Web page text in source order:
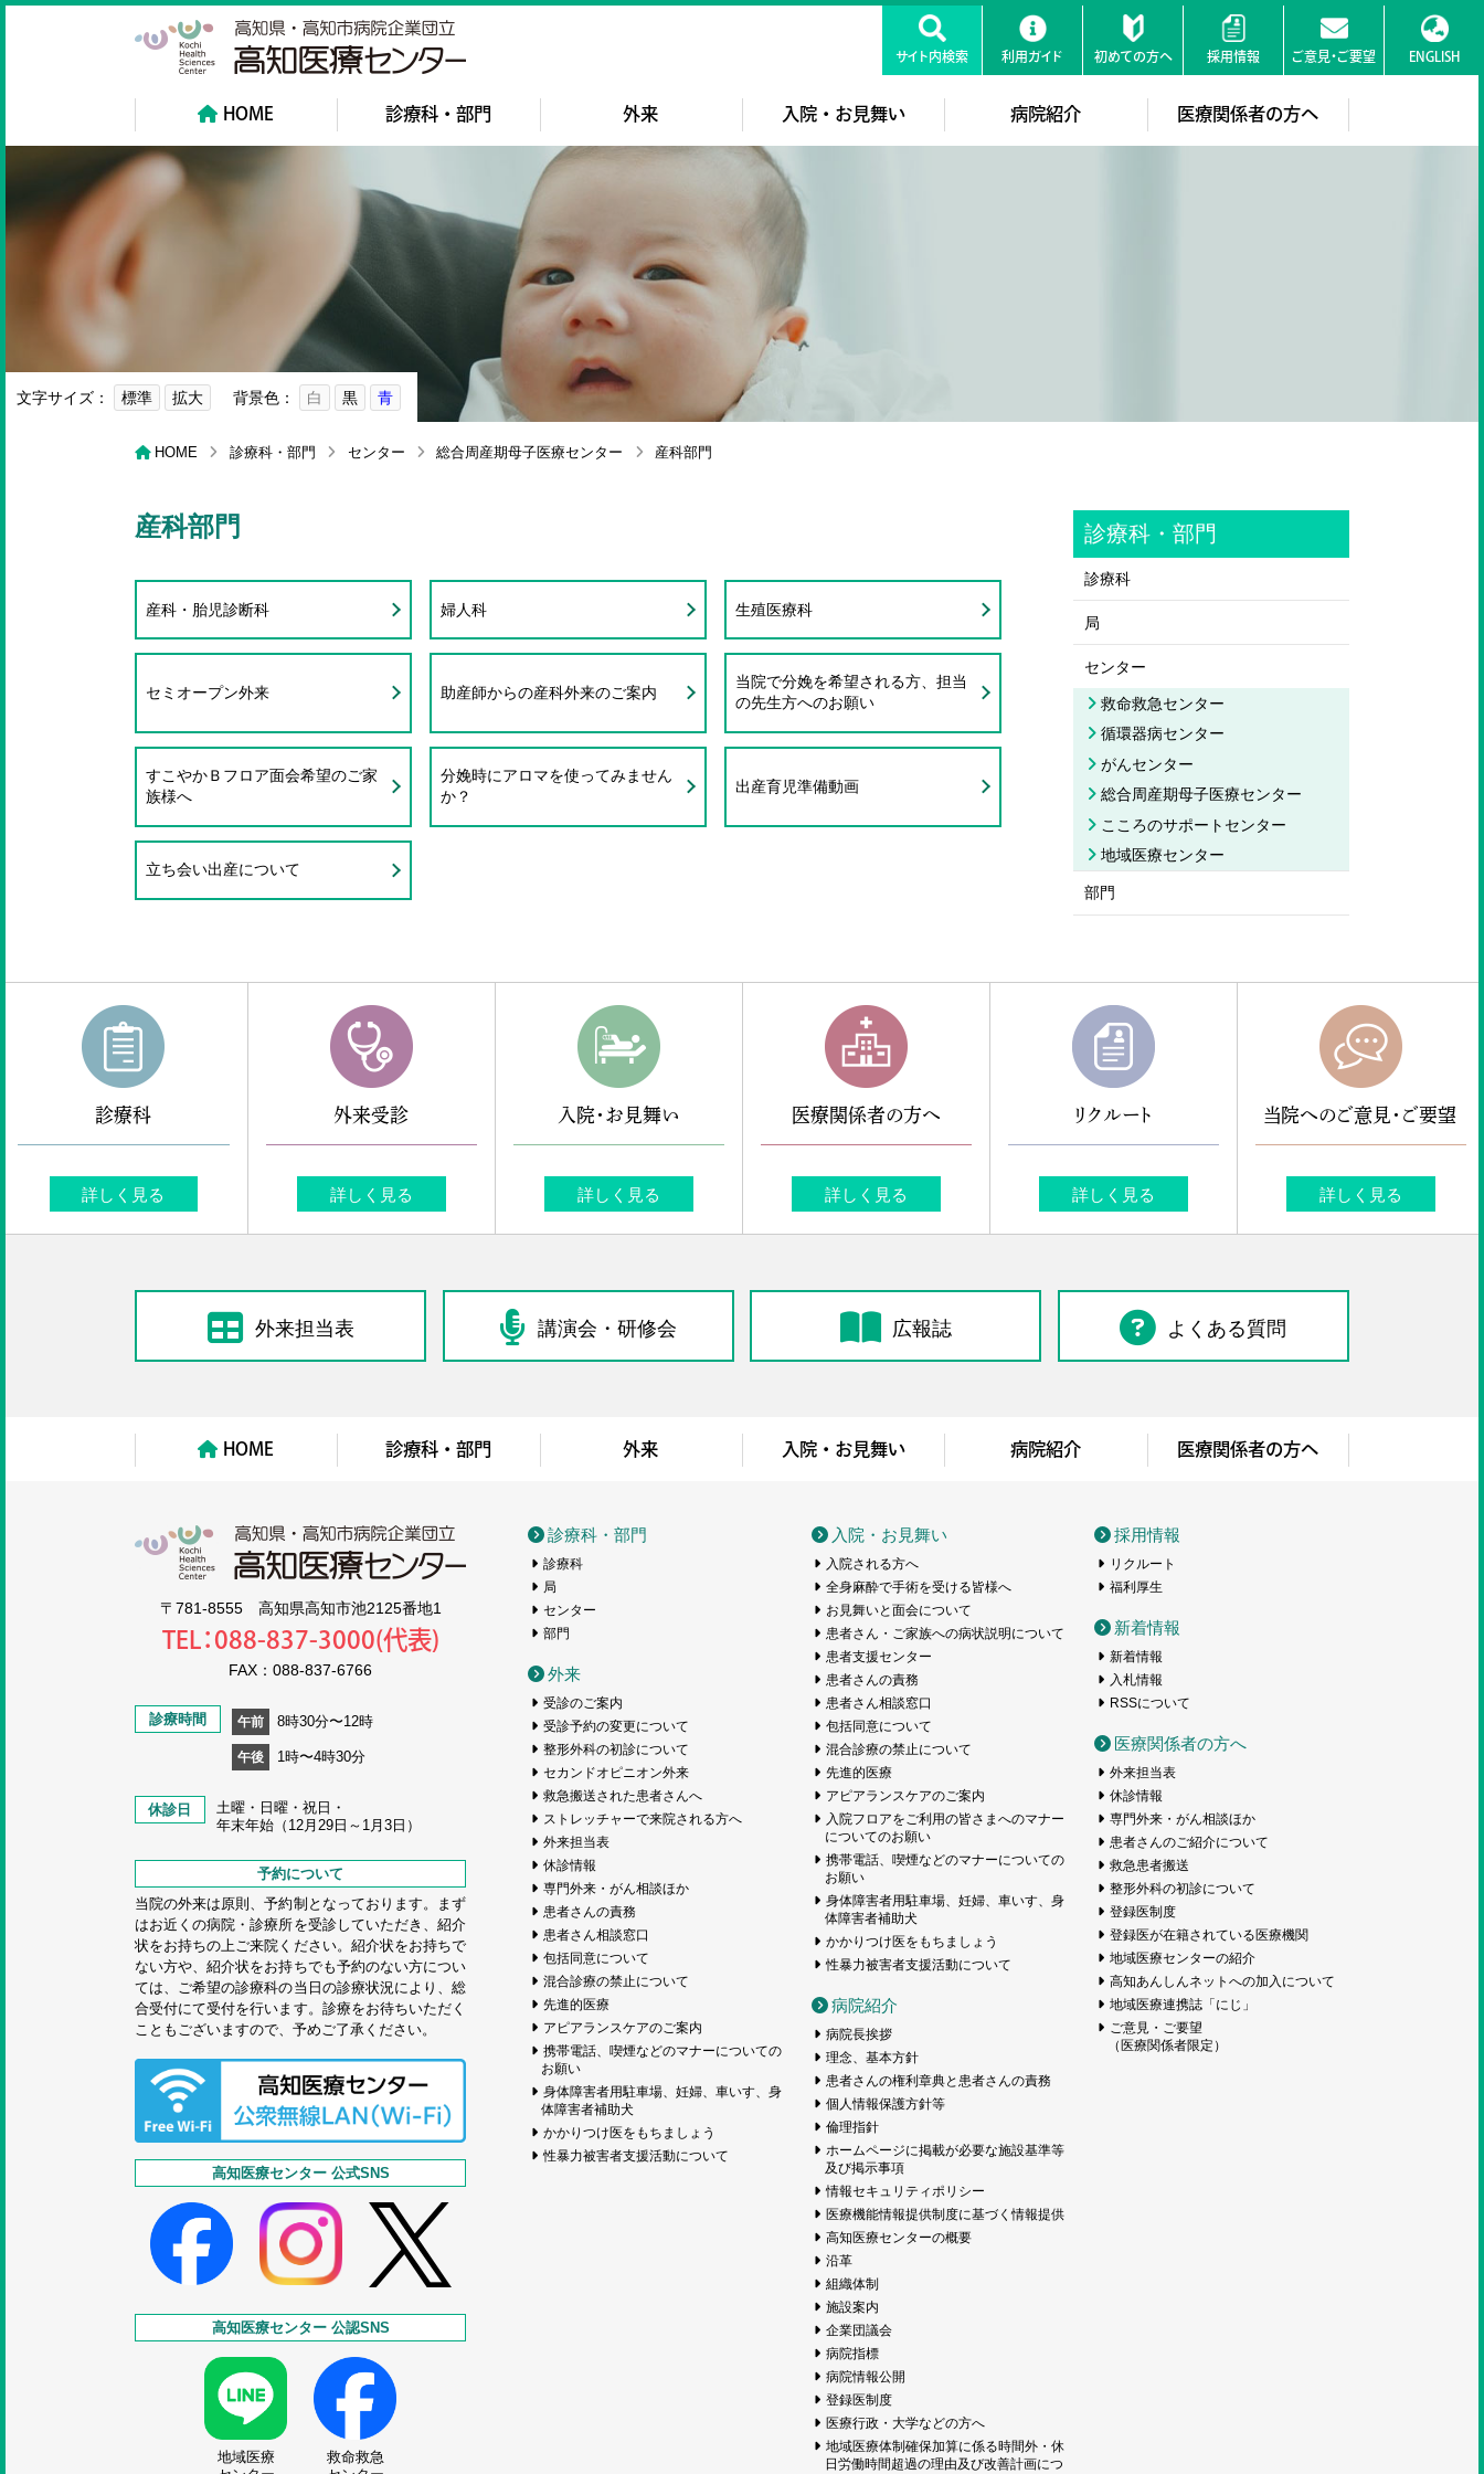
サイト内検索 利用ガイド 初めての方へ 採用情報 ご意見・ご要望 ENGLISH
HOME 診療科・部門 外来 入院・お見舞い 病院紹介 医療関係者の方へ
文字サイズ： 標準 拡大 背景色： 白 黒 青
HOME 診療科・部門 センター 総合周産期母子医療センター 産科部門
産科部門
産科・胎児診断科 婦人科 生殖医療科
セミオープン外来 助産師からの産科外来のご案内
当院で分娩を希望される方、担当
の先生方へのお願い
すこやかＢフロア面会希望のご家
族様へ
分娩時にアロマを使ってみません
か？
出産育児準備動画
立ち会い出産について
診療科・部門
診療科
局
センター
救命救急センター
循環器病センター
がんセンター
総合周産期母子医療センター
こころのサポートセンター
地域医療センター
部門
診療科
詳しく見る
外来受診
詳しく見る
入院・お見舞い
詳しく見る
医療関係者の方へ
詳しく見る
リクルート
詳しく見る
当院へのご意見・ご要望
詳しく見る
外来担当表 講演会・研修会 広報誌 よくある質問
HOME 診療科・部門 外来 入院・お見舞い 病院紹介 医療関係者の方へ
高知医療センター
〒781-8555 高知県高知市池2125番地1
TEL：088-837-3000(代表)
FAX：088-837-6766
診療時間 午前 8時30分〜12時
午後 1時〜4時30分
休診日
土曜・日曜・祝日・
年末年始（12月29日～1月3日）
予約について
当院の外来は原則、予約制となっております。まず
はお近くの病院・診療所を受診していただき、紹介
状をお持ちの上ご来院ください。紹介状をお持ちで
ない方や、紹介状をお持ちでも予約のない方につい
ては、ご希望の診療科の当日の診療状況により、総
合受付にて受付を行います。診療をお待ちいただく
こともございますので、予めご了承ください。
高知医療センター 公式SNS
高知医療センター 公認SNS
地域医療
救命救急
診療科・部門
診療科
局
センター
部門
外来
受診のご案内
受診予約の変更について
整形外科の初診について
セカンドオピニオン外来
救急搬送された患者さんへ
ストレッチャーで来院される方へ
外来担当表
休診情報
専門外来・がん相談ほか
患者さんの責務
患者さん相談窓口
包括同意について
混合診療の禁止について
先進的医療
アピアランスケアのご案内
携帯電話、喫煙などのマナーについての
お願い
身体障害者用駐車場、妊婦、車いす、身
体障害者補助犬
かかりつけ医をもちましょう
性暴力被害者支援活動について
入院・お見舞い
入院される方へ
全身麻酔で手術を受ける皆様へ
お見舞いと面会について
患者さん・ご家族への病状説明について
患者支援センター
患者さんの責務
患者さん相談窓口
包括同意について
混合診療の禁止について
先進的医療
アピアランスケアのご案内
入院フロアをご利用の皆さまへのマナー
についてのお願い
携帯電話、喫煙などのマナーについての
お願い
身体障害者用駐車場、妊婦、車いす、身
体障害者補助犬
かかりつけ医をもちましょう
性暴力被害者支援活動について
病院紹介
病院長挨拶
理念、基本方針
患者さんの権利章典と患者さんの責務
個人情報保護方針等
倫理指針
ホームページに掲載が必要な施設基準等
及び掲示事項
情報セキュリティポリシー
医療機能情報提供制度に基づく情報提供
高知医療センターの概要
沿革
組織体制
施設案内
企業団議会
病院指標
病院情報公開
登録医制度
医療行政・大学などの方へ
地域医療体制確保加算に係る時間外・休
日労働時間超過の理由及び改善計画につ
採用情報
リクルート
福利厚生
新着情報
新着情報
入札情報
RSSについて
医療関係者の方へ
外来担当表
休診情報
専門外来・がん相談ほか
患者さんのご紹介について
救急患者搬送
整形外科の初診について
登録医制度
登録医が在籍されている医療機関
地域医療センターの紹介
高知あんしんネットへの加入について
地域医療連携誌「にじ」
ご意見・ご要望
（医療関係者限定）